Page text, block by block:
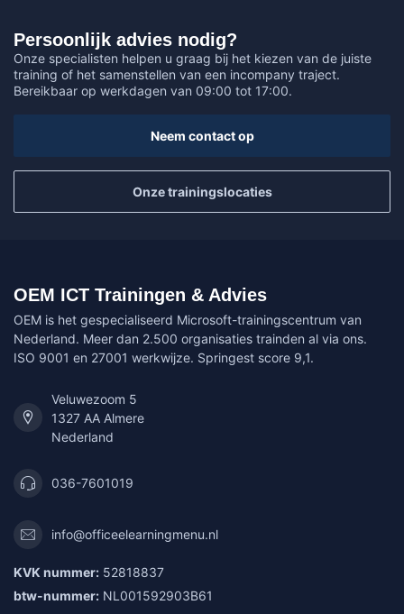
Persoonlijk advies nodig?
Onze specialisten helpen u graag bij het kiezen van de juiste
training of het samenstellen van een incompany traject.
Bereikbaar op werkdagen van 09:00 tot 17:00.
Neem contact op
Onze trainingslocaties
OEM ICT Trainingen & Advies
OEM is het gespecialiseerd Microsoft-trainingscentrum van
Nederland. Meer dan 2.500 organisaties trainden al via ons.
ISO 9001 en 27001 werkwijze. Springest score 9,1.
Veluwezoom 5
1327 AA Almere
Nederland
036-7601019
info@officeelearningmenu.nl
KVK nummer: 52818837
btw-nummer: NL001592903B61